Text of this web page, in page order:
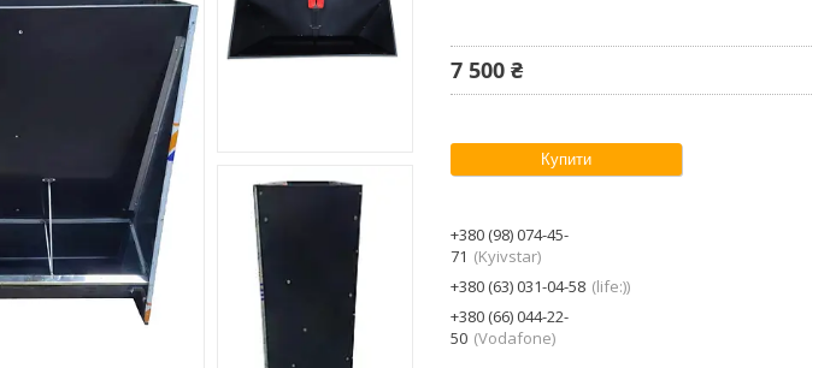
7 500 ₴
Купити
+380 (98) 074-45-
71
Kyivstar
+380 (63) 031-04-58 life:)
+380 (66) 044-22-
50 Vodafone